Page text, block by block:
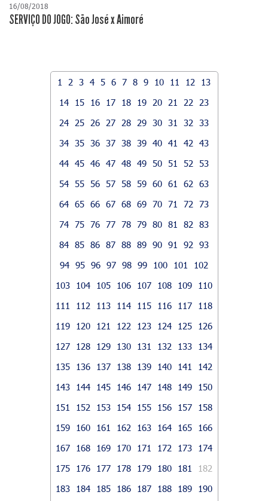
16/08/2018
SERVIÇO DO JOGO: São José x Aimoré
1 2 3 4 5 6 7 8 9 10 11 12
13
14
15 16 17 18 19 20 21 22
23
24
25 26 27 28 29 30 31 32
33
34 35 36 37 38 39 40 41 42
43
44 45 46 47 48 49 50 51 52
53
54 55 56 57 58 59 60 61 62
63
64 65 66 67 68 69 70 71 72
73
74 75 76 77 78 79 80 81 82
83
84 85 86 87 88 89 90 91 92
93
94 95 96 97 98 99 100 101
102
103
104 105 106 107 108 109
110
111
112 113 114 115 116 117
118
119
120 121 122 123 124 125
126
127
128 129 130 131 132 133
134
135
136 137 138 139 140 141
142
143
144 145 146 147 148 149
150
151
152 153 154 155 156 157
158
159
160 161 162 163 164 165
166
167
168 169 170 171 172 173
174
175
176 177 178 179 180 181
182
183
184 185 186 187 188 189
190